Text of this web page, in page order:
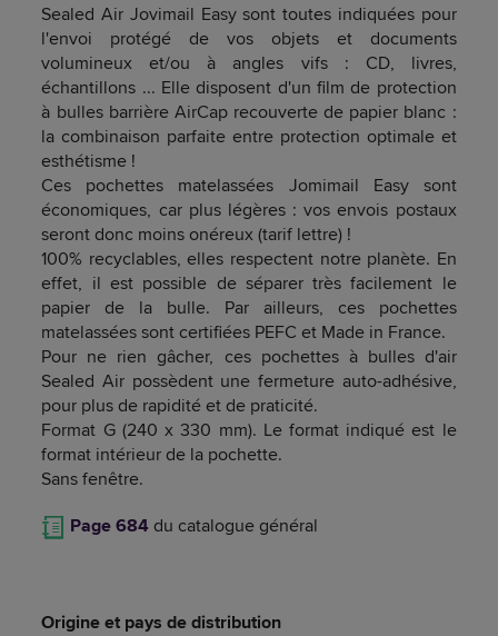
Sealed Air Jovimail Easy sont toutes indiquées pour
l'envoi protégé de vos objets et documents
volumineux et/ou à angles vifs : CD, livres,
échantillons ... Elle disposent d'un film de protection
à bulles barrière AirCap recouverte de papier blanc :
la combinaison parfaite entre protection optimale et
esthétisme !
Ces pochettes matelassées Jomimail Easy sont
économiques, car plus légères : vos envois postaux
seront donc moins onéreux (tarif lettre) !
100% recyclables, elles respectent notre planète. En
effet, il est possible de séparer très facilement le
papier de la bulle. Par ailleurs, ces pochettes
matelassées sont certifiées PEFC et Made in France.
Pour ne rien gâcher, ces pochettes à bulles d'air
Sealed Air possèdent une fermeture auto-adhésive,
pour plus de rapidité et de praticité.
Format G (240 x 330 mm). Le format indiqué est le
format intérieur de la pochette.
Sans fenêtre.
Page 684 du catalogue général
Origine et pays de distribution